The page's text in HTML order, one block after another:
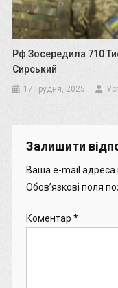
Рф Зосередила 710
Сирський
17 Грудня, 2025
Залишити
Ваша e-mail
Обов’язкові поля
Коментар *